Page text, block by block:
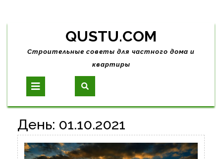
Skip
content
QUSTU.COM
Строительные советы для частного дома и
квартиры
Open
Button
День: 01.10.2021